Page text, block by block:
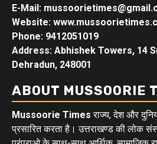
E-Mail:
Website:
Phone: 9412051019
Address: Abhishek Towers, 14
Dehradun, 248001
ABOUT MUSSOORIE
Mussoorie Times राज्य, देश और
प्रसारित करता है। उत्तराखण्ड की लोक